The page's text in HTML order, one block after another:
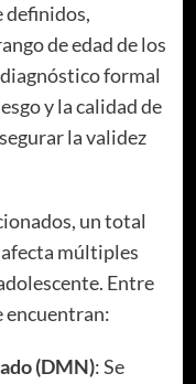
definidos,
de edad de los
diagnóstico formal
y la calidad de
la validez
un total
múltiples
Entre
encuentran:
(DMN): Se